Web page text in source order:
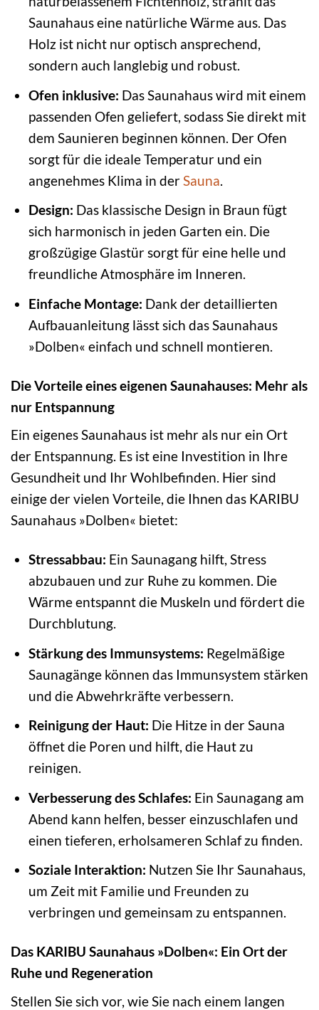
Saunahaus eine natürliche Wärme aus. Das
Holz ist nicht nur optisch ansprechend,
sondern auch langlebig und robust.
Ofen inklusive: Das Saunahaus wird mit einem
passenden Ofen geliefert, sodass Sie direkt mit
dem Saunieren beginnen können. Der Ofen
sorgt für die ideale Temperatur und ein
angenehmes Klima in der Sauna
Design: Das klassische Design in Braun fügt
sich harmonisch in jeden Garten ein. Die
großzügige Glastür sorgt für eine helle und
freundliche Atmosphäre im Inneren.
Einfache Montage: Dank der detaillierten
Aufbauanleitung lässt sich das Saunahaus
»Dolben« einfach und schnell montieren.
Die Vorteile eines eigenen Saunahauses: Mehr als
nur Entspannung
Ein eigenes Saunahaus ist mehr als nur ein Ort
der Entspannung. Es ist eine Investition in Ihre
Gesundheit und Ihr Wohlbefinden. Hier sind
einige der vielen Vorteile, die Ihnen das KARIBU
Saunahaus »Dolben« bietet:
Stressabbau: Ein Saunagang hilft, Stress
abzubauen und zur Ruhe zu kommen. Die
Wärme entspannt die Muskeln und fördert die
Durchblutung.
Stärkung des Immunsystems: Regelmäßige
Saunagänge können das Immunsystem stärken
und die Abwehrkräfte verbessern.
Reinigung der Haut: Die Hitze in der Sauna
öffnet die Poren und hilft, die Haut zu
reinigen.
Verbesserung des Schlafes: Ein Saunagang am
Abend kann helfen, besser einzuschlafen und
einen tieferen, erholsameren Schlaf zu finden.
Soziale Interaktion: Nutzen Sie Ihr Saunahaus,
um Zeit mit Familie und Freunden zu
verbringen und gemeinsam zu entspannen.
Das KARIBU Saunahaus »Dolben«: Ein Ort der
Ruhe und Regeneration
Stellen Sie sich vor, wie Sie nach einem langen